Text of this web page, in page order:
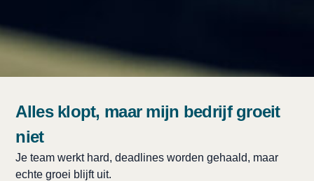
Alles klopt, maar mijn bedrijf groeit
niet
Je team werkt hard, deadlines worden gehaald, maar
echte groei blijft uit.